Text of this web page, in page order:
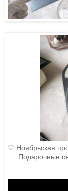
♡ Ноябрьская
Подарочные